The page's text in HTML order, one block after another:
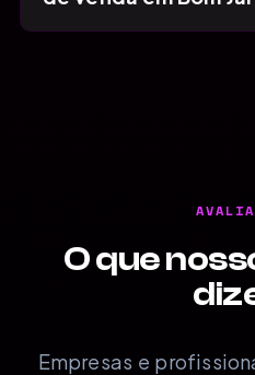
O que
Empresas e